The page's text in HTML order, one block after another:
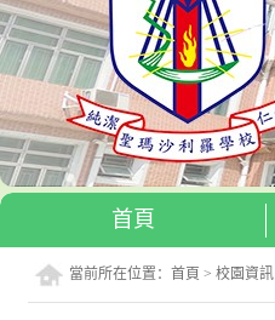
首頁
當前所在位置：首頁 >校園資訊